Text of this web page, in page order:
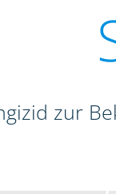
zur